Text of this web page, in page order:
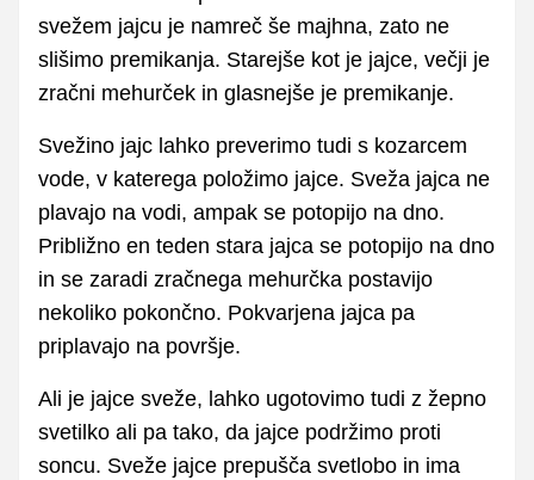
svežem jajcu je namreč še majhna, zato ne
slišimo premikanja. Starejše kot je jajce, večji je
zračni mehurček in glasnejše je premikanje.
Svežino jajc lahko preverimo tudi s kozarcem
vode, v katerega položimo jajce. Sveža jajca ne
plavajo na vodi, ampak se potopijo na dno.
Približno en teden stara jajca se potopijo na dno
in se zaradi zračnega mehurčka postavijo
nekoliko pokončno. Pokvarjena jajca pa
priplavajo na površje.
Ali je jajce sveže, lahko ugotovimo tudi z žepno
svetilko ali pa tako, da jajce podržimo proti
soncu. Sveže jajce prepušča svetlobo in ima